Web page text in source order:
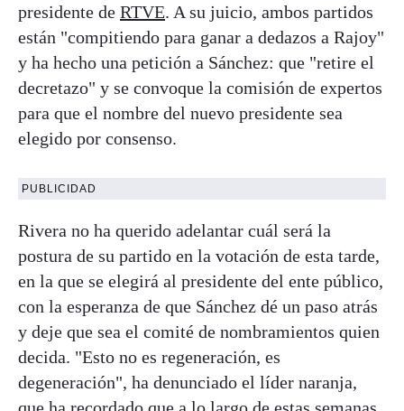
presidente de RTVE. A su juicio, ambos partidos
están "compitiendo para ganar a dedazos a Rajoy"
y ha hecho una petición a Sánchez: que "retire el
decretazo" y se convoque la comisión de expertos
para que el nombre del nuevo presidente sea
elegido por consenso.
PUBLICIDAD
Rivera no ha querido adelantar cuál será la
postura de su partido en la votación de esta tarde,
en la que se elegirá al presidente del ente público,
con la esperanza de que Sánchez dé un paso atrás
y deje que sea el comité de nombramientos quien
decida. "Esto no es regeneración, es
degeneración", ha denunciado el líder naranja,
que ha recordado que a lo largo de estas semanas